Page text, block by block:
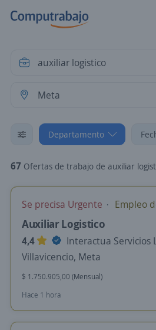
Departamento
67 Ofertas de trabajo de auxiliar logistico en
Se precisa Urgente Empleo
Auxiliar Logistico
4,4
Interactua Servicios
Villavicencio, Meta
$ 1.750.905,00 (Mensual)
Hace 1 hora